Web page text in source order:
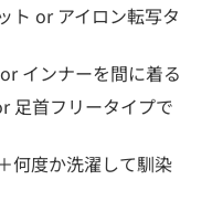
ト or アイロン転写タ
インナーを間に着る
足首フリータイプで
何度か洗濯して馴染